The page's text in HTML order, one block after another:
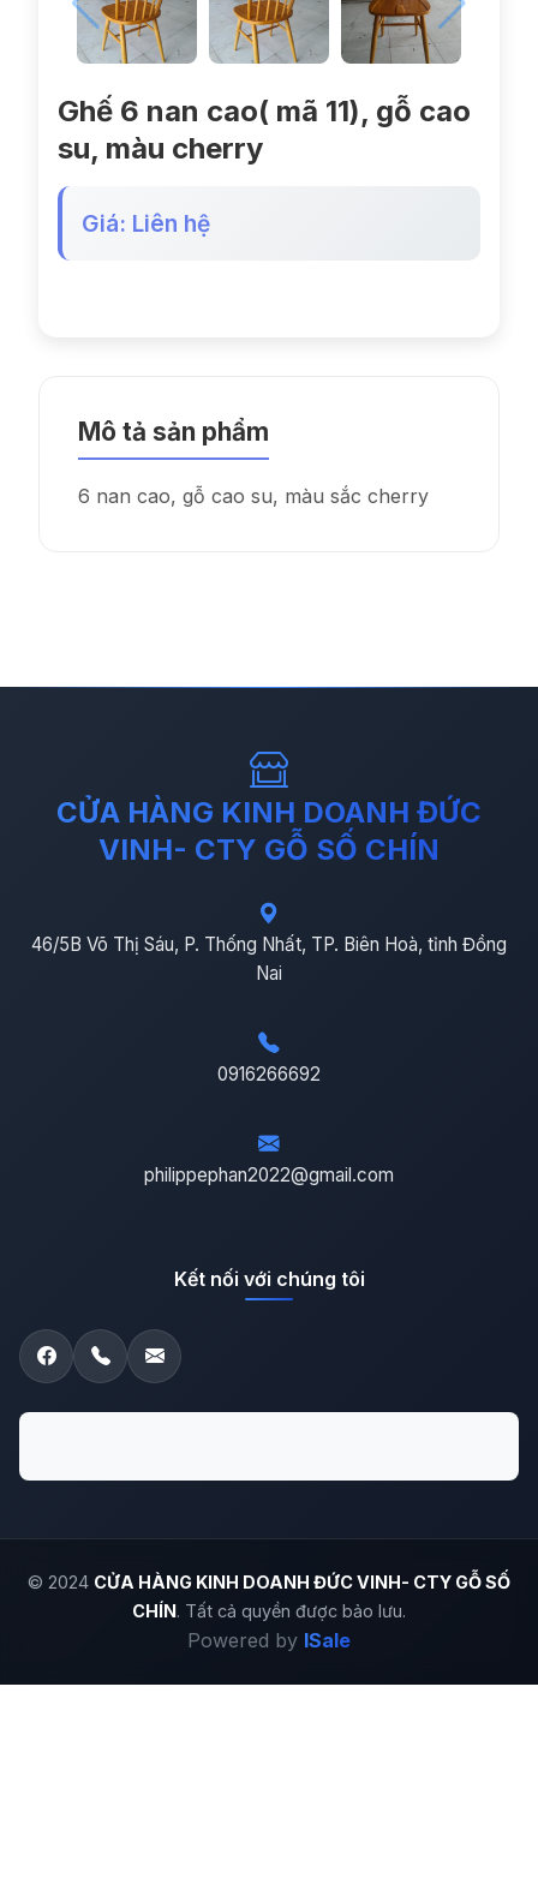
Ghế 6 nan cao( mã 11), gỗ cao
su, màu cherry
Giá: Liên hệ
Mô tả sản phẩm
6 nan cao, gỗ cao su, màu sắc cherry
CỬA HÀNG KINH DOANH ĐỨC
VINH- CTY GỖ SỐ CHÍN
46/5B Võ Thị Sáu, P. Thống Nhất, TP. Biên Hoà, tỉnh Đồng
Nai
0916266692
philippephan2022@gmail.com
Kết nối với chúng tôi
© 2024 CỬA HÀNG KINH DOANH ĐỨC VINH- CTY GỖ SỐ
CHÍN. Tất cả quyền được bảo lưu.
Powered by ISale